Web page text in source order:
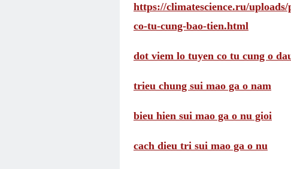
https://climatescience.ru/uploads/
co-tu-cung-bao-tien.html
dot viem lo tuyen co tu cung o
trieu chung sui mao ga o nam
bieu hien sui mao ga o nu gioi
cach dieu tri sui mao ga o nu